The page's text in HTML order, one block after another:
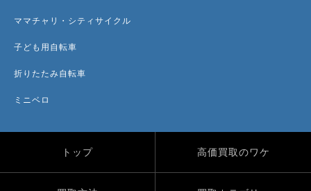
ママチャリ・シティサイクル
子ども用自転車
折りたたみ自転車
ミニベロ
トップ 高価買取のワケ